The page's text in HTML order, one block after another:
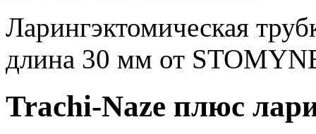
Ларингэктомическая
длина 30 мм от
Trachi-Naze плюс